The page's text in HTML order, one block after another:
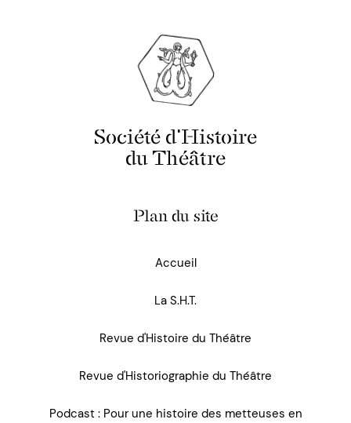
Société d'Histoire
du Théâtre
Plan du site
Accueil
La S.H.T.
Revue d'Histoire du Théâtre
Revue d'Historiographie du Théâtre
Podcast : Pour une histoire des metteuses en